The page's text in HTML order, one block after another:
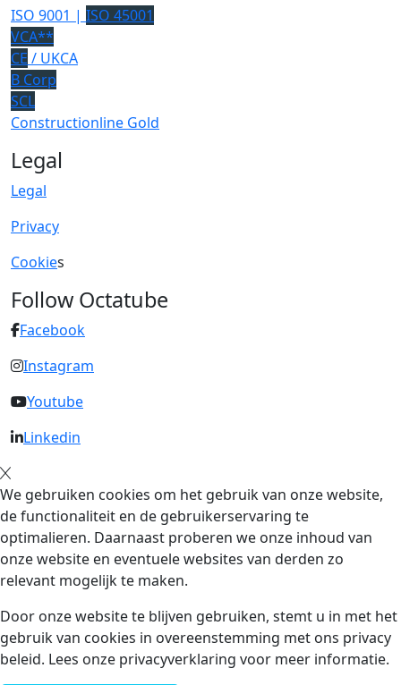
ISO 9001 | ISO 45001
VCA**
CE / UKCA
B Corp
SCL
Constructionline Gold
Legal
Legal
Privacy
Cookies
Follow Octatube
Facebook
Instagram
Youtube
Linkedin
We gebruiken cookies om het gebruik van onze website,
de functionaliteit en de gebruikerservaring te
optimalieren. Daarnaast proberen we onze inhoud van
onze website en eventuele websites van derden zo
relevant mogelijk te maken.
Door onze website te blijven gebruiken, stemt u in met het
gebruik van cookies in overeenstemming met ons privacy
beleid. Lees onze privacyverklaring voor meer informatie.